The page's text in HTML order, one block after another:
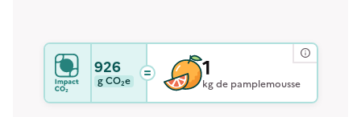
926
gCO₂e 1
kg de pamplemousse